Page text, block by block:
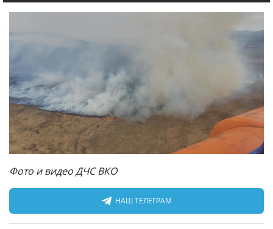
Фото и видео ДЧС ВКО
НАШ ТЕЛЕГРАМ